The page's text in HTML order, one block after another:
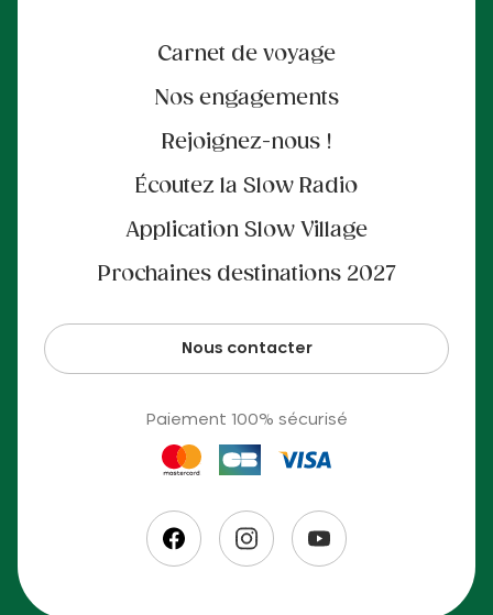
Carnet de voyage
Nos engagements
Rejoignez-nous !
Écoutez la Slow Radio
Application Slow Village
Prochaines destinations 2027
Nous contacter
Paiement 100% sécurisé